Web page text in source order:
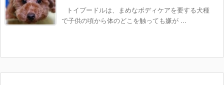
トイプードルは、まめなボディケアを要する犬種
で子供の頃から体のどこを触っても嫌が ...